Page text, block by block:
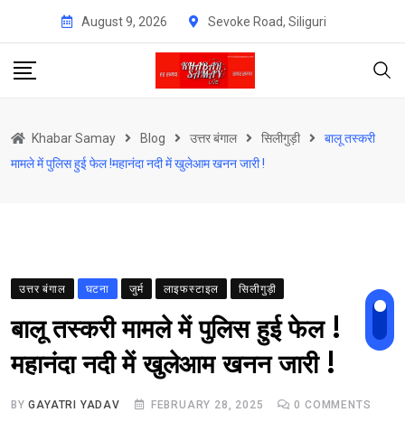
content
August 9, 2026 Sevoke Road, Siliguri
Khabar Samay Blog उत्तर बंगाल सिलीगुड़ी
बालू तस्करी
मामले में पुलिस हुई फेल !महानंदा नदी में खुलेआम खनन जारी !
उत्तर बंगाल घटना जुर्म लाइफस्टाइल सिलीगुड़ी
बालू तस्करी मामले में पुलिस हुई फेल !
महानंदा नदी में खुलेआम खनन जारी !
BYGAYATRI YADAV FEBRUARY 28, 2025 0 COMMENTS